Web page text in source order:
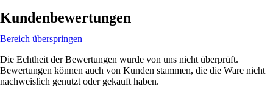
Kundenbewertungen
Bereich überspringen
Die Echtheit der Bewertungen wurde von uns nicht überprüft.
Bewertungen können auch von Kunden stammen, die die Ware nicht
nachweislich genutzt oder gekauft haben.